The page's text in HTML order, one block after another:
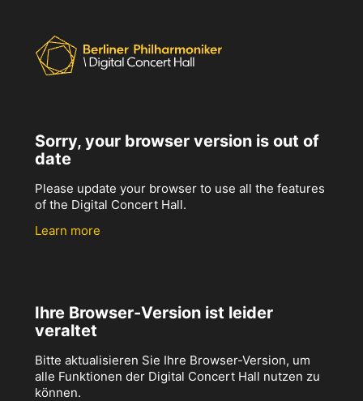
Sorry, your browser version is out of
date
Please update your browser to use all the features
of the Digital Concert Hall.
Learn more
Ihre Browser-Version ist leider
veraltet
Bitte aktualisieren Sie Ihre Browser-Version, um
alle Funktionen der Digital Concert Hall nutzen zu
können.